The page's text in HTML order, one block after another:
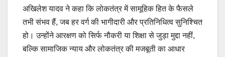
अखिलेश यादव ने कहा कि लोकतंत्र में सामूहिक हित के फैसले
तभी संभव हैं, जब हर वर्ग की भागीदारी और प्रतिनिधित्व सुनिश्चित
हो। उन्होंने आरक्षण को सिर्फ नौकरी या शिक्षा से जुड़ा मुद्दा नहीं,
बल्कि सामाजिक न्याय और लोकतंत्र की मजबूती का आधार